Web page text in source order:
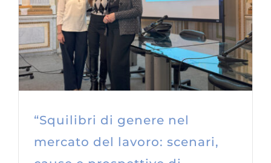
“Squilibri di genere nel
mercato del lavoro: scenari,